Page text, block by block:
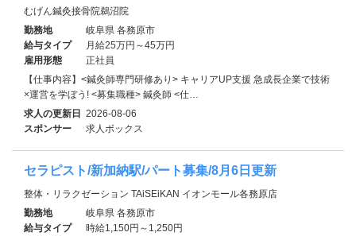
むげん鍼灸接骨院鵜沼院
勤務地
岐阜県 各務原市
給与タイプ
月給25万円～45万円
雇用形態
正社員
【仕事内容】<鍼灸師専門研修あり> キャリアUP支援 急成長企業で技術
×運営を学ぼう! <募集職種> 鍼灸師 <仕…
求人の更新日 2026-08-06
スポンサー
求人ボックス
セラピスト/新加納駅/パート募集/8月6日更新
整体・リラクゼーション TAiSEiKAN イオンモール各務原店
勤務地
岐阜県 各務原市
給与タイプ
時給1,150円～1,250円